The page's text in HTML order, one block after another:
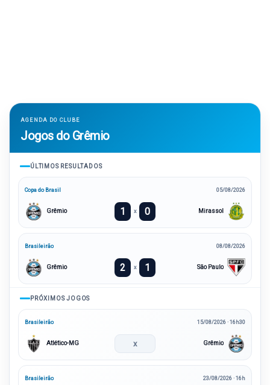
AGENDA DO CLUBE
Jogos do Grêmio
ÚLTIMOS RESULTADOS
Copa do Brasil 05/08/2026
Grêmio 1 x 0 Mirassol
Brasileirão 08/08/2026
Grêmio 2 x 1 São Paulo
PRÓXIMOS JOGOS
Brasileirão 15/08/2026 · 16h30
Atlético-MG x Grêmio
Brasileirão 23/08/2026 · 16h